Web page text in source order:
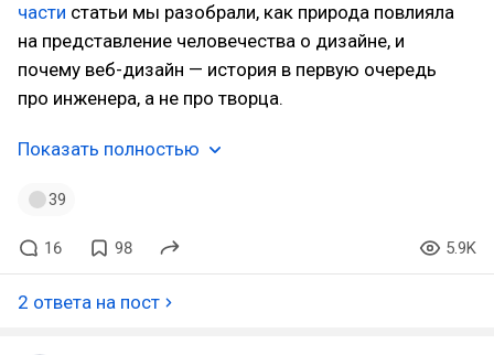
части статьи мы разобрали, как природа повлияла
на представление человечества о дизайне, и
почему веб-дизайн — история в первую очередь
про инженера, а не про творца.
Показать полностью
39
16 98 5.9K
2 ответа на пост